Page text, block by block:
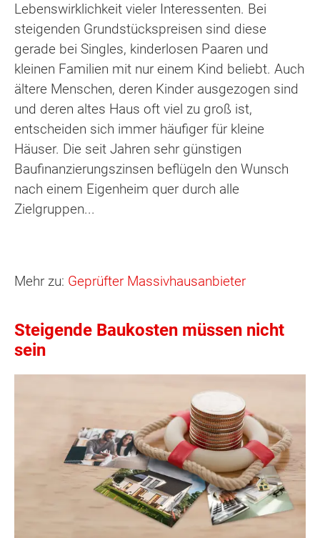
Lebenswirklichkeit vieler Interessenten. Bei
steigenden Grundstückspreisen sind diese
gerade bei Singles, kinderlosen Paaren und
kleinen Familien mit nur einem Kind beliebt. Auch
ältere Menschen, deren Kinder ausgezogen sind
und deren altes Haus oft viel zu groß ist,
entscheiden sich immer häufiger für kleine
Häuser. Die seit Jahren sehr günstigen
Baufinanzierungszinsen beflügeln den Wunsch
nach einem Eigenheim quer durch alle
Zielgruppen...
Mehr zu: Geprüfter Massivhausanbieter
Steigende Baukosten müssen nicht
sein